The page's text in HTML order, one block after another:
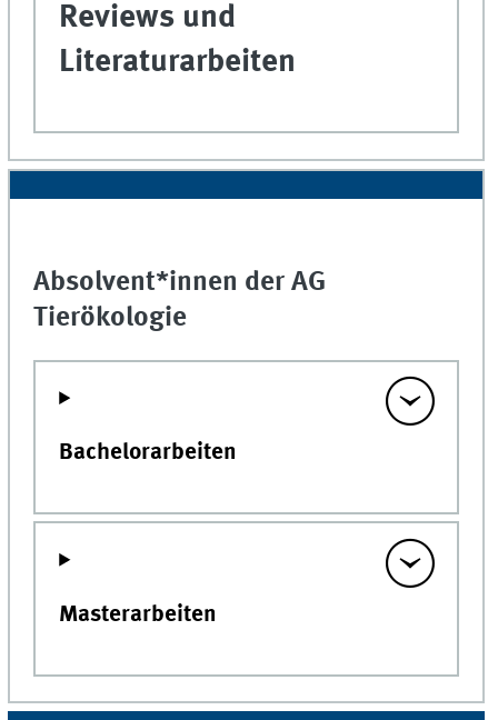
Reviews und
Literaturarbeiten
Absolvent*innen der AG
Tierökologie
Bachelorarbeiten
Masterarbeiten